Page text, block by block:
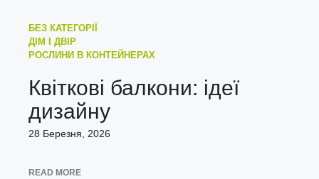
БЕЗ КАТЕГОРІЇ
ДІМ І ДВІР
РОСЛИНИ В КОНТЕЙНЕРАХ
Квіткові балкони: ідеї
дизайну
28 Березня, 2026
READ MORE